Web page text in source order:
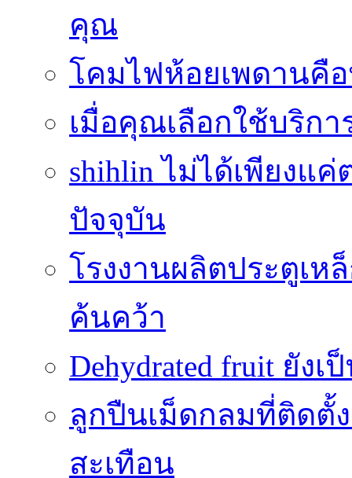
คุณ
โคมไฟห้อยเพดานคื
เมื่อคุณเลือกใช้บริก
shihlin ไม่ได้เพียงแ
ปัจจุบัน
โรงงานผลิตประตูเห
ค้นคว้า
Dehydrated fruit ยัง
ลูกปืนเม็ดกลมที่ติดตั้
สะเทือน